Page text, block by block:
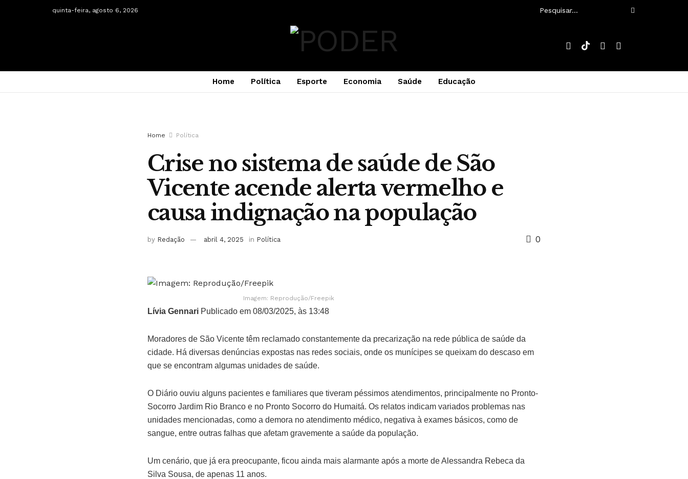
quinta-feira, agosto 6, 2026
Home Política Esporte Economia Saúde Educação
Home Política
Crise no sistema de saúde de São
Vicente acende alerta vermelho e
causa indignação na população
by Redação abril 4, 2025 in Política 0
Imagem: Reprodução/Freepik
Lívia Gennari Publicado em 08/03/2025, às 13:48
Moradores de São Vicente têm reclamado constantemente da precarização na rede pública de saúde da
cidade. Há diversas denúncias expostas nas redes sociais, onde os munícipes se queixam do descaso em
que se encontram algumas unidades de saúde.
O Diário ouviu alguns pacientes e familiares que tiveram péssimos atendimentos, principalmente no Pronto-
Socorro Jardim Rio Branco e no Pronto Socorro do Humaitá. Os relatos indicam variados problemas nas
unidades mencionadas, como a demora no atendimento médico, negativa à exames básicos, como de
sangue, entre outras falhas que afetam gravemente a saúde da população.
Um cenário, que já era preocupante, ficou ainda mais alarmante após a morte de Alessandra Rebeca da
Silva Sousa, de apenas 11 anos.